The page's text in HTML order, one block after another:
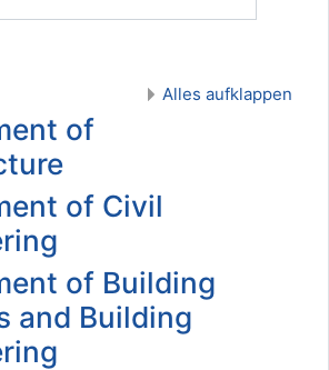
Alles aufklappen
of
of Civil
of Building
and Building